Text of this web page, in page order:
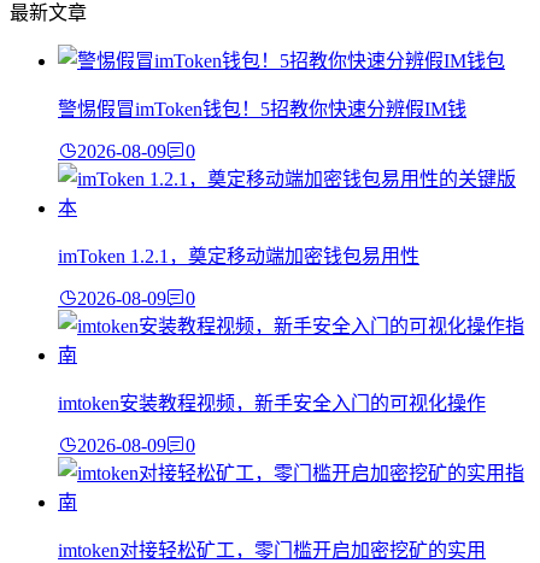
最新文章
警惕假冒imToken钱包！5招教你快速分辨假IM钱
2026-08-09 0
imToken 1.2.1，奠定移动端加密钱包易用性
2026-08-09 0
imtoken安装教程视频，新手安全入门的可视化操作
2026-08-09 0
imtoken对接轻松矿工，零门槛开启加密挖矿的实用